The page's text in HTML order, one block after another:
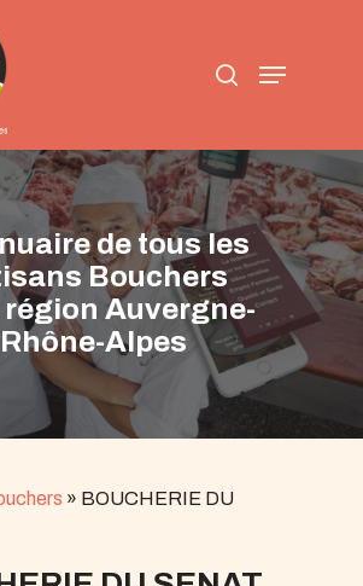
Menu
de tous les
Bouchers
région Auvergne-
Rhône-Alpes
» BOUCHERIE DU